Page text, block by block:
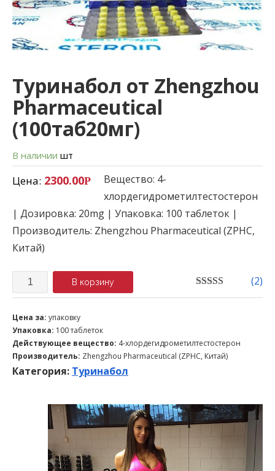
Туринабол от Zhengzhou
Pharmaceutical
(100таб20мг)
В наличии шт
Цена: 2300.00Р
Вещество: 4-
хлордегидрометилтестостерон
| Дозировка: 20mg | Упаковка: 100 таблеток |
Производитель: Zhengzhou Pharmaceutical (ZPHC,
Китай)
Количество В корзину
5.00out of 5
(2)
Цена за: упаковку
Упаковка: 100 таблеток
Действующее вещество: 4-хлордегидрометилтестостерон
Производитель: Zhengzhou Pharmaceutical (ZPHC, Китай)
Категория: Туринабол